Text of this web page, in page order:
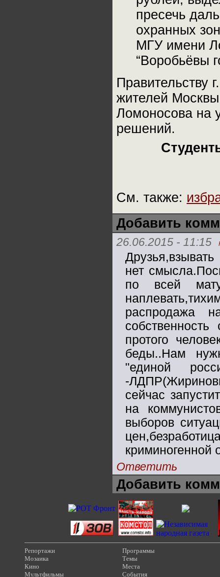
пресечь
охранных
МГУ имени
“Воробьёвы
Правительству
жителей
Ломоносова на
решений.
См. также:
Добавить
26.06.2015 - 11:15
нет
по всей
распродажа
протого
беды..Нам
"единой
-
сейчас
на
выборов
криминогенной
Ответить
Добавить
Репортажи
Мозаика
Кино
Мультфильмы
Программы
Темы
Места
События